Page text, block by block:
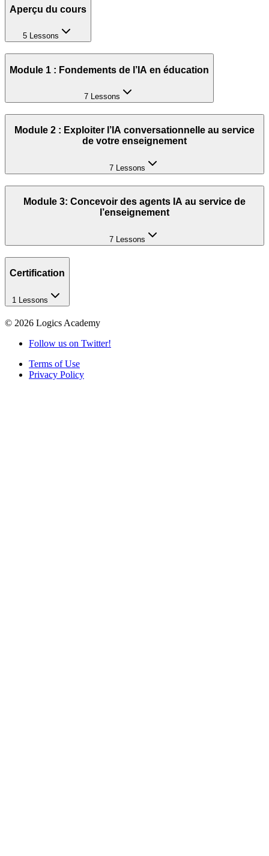
Aperçu du cours
5 Lessons
Module 1 : Fondements de l’IA en éducation
7 Lessons
Module 2 : Exploiter l’IA conversationnelle au service
de votre enseignement
7 Lessons
Module 3: Concevoir des agents IA au service de
l’enseignement
7 Lessons
Certification
1 Lessons
© 2026 Logics Academy
Follow us on Twitter!
Terms of Use
Privacy Policy